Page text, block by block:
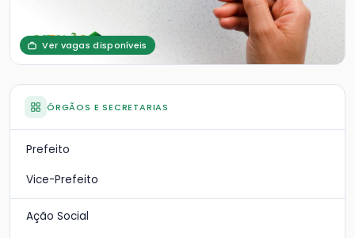
Ver vagas disponíveis
ÓRGÃOS E SECRETARIAS
Prefeito
Vice-Prefeito
Ação Social